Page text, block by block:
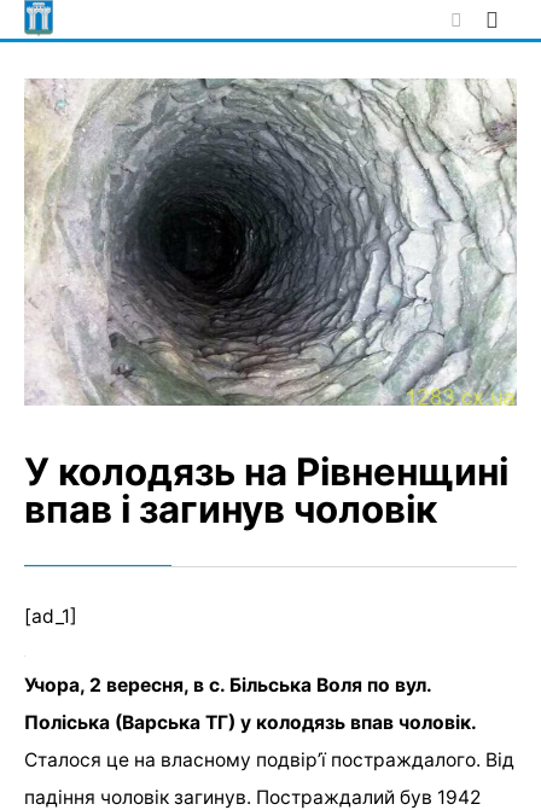
Skip
to
У колодязь на Рівненщині
впав і загинув чоловік
[ad_1]
Учора, 2 вересня, в с. Більська Воля по вул.
Поліська (Варська ТГ) у колодязь впав чоловік.
Сталося це на власному подвір’ї постраждалого. Від
падіння чоловік загинув. Постраждалий був 1942